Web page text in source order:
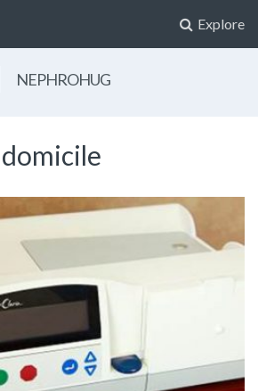
Explore
NEPHROHUG
domicile